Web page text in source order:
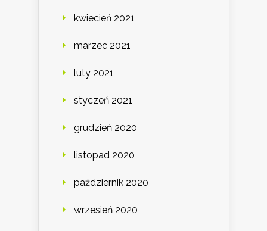
kwiecień 2021
marzec 2021
luty 2021
styczeń 2021
grudzień 2020
listopad 2020
październik 2020
wrzesień 2020